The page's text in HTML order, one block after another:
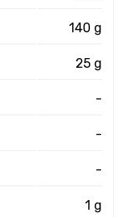
140 g
25 g
-
-
-
1 g